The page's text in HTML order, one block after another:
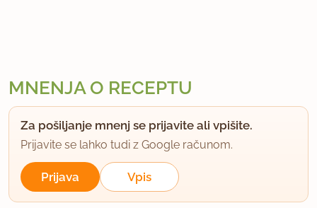
MNENJA O RECEPTU
Za pošiljanje mnenj se prijavite ali vpišite.
Prijavite se lahko tudi z Google računom.
Prijava Vpis